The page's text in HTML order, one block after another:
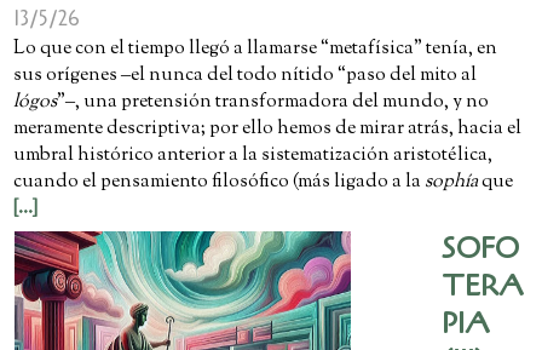
13/5/26
Lo que con el tiempo llegó a llamarse “metafísica” tenía, en
sus orígenes ‒el nunca del todo nítido “paso del mito al
lógos”‒, una pretensión transformadora del mundo, y no
meramente descriptiva; por ello hemos de mirar atrás, hacia el
umbral histórico anterior a la sistematización aristotélica,
cuando el pensamiento filosófico (más ligado a la sophíaque
[...]
SOFO
TERA
PIA